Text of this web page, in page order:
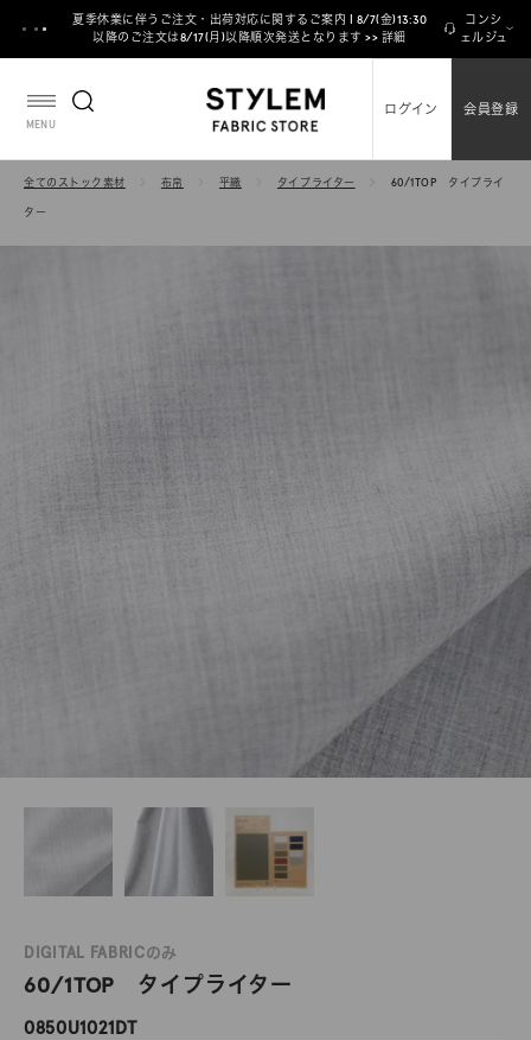
夏季休業に伴うご注文・出荷対応に関するご案内 | 8/7(金)13:30
以降のご注文は8/17(月)以降順次発送となります >> 詳細
コンシ
ェルジュ
MENU
ログイン 会員登録
全てのストック素材 布帛 平織 タイプライター 60/1TOP タイプライ
ター
DIGITAL FABRICのみ
60/1TOP タイプライター
0850U1021DT